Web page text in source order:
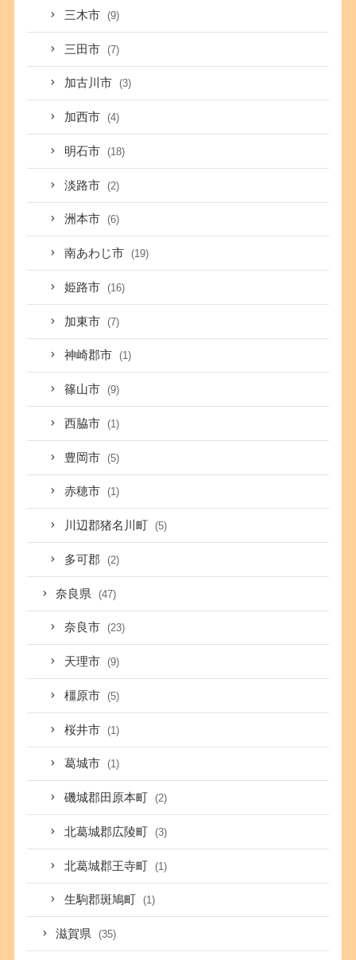
三木市 (9)
三田市 (7)
加古川市 (3)
加西市 (4)
明石市 (18)
淡路市 (2)
洲本市 (6)
南あわじ市 (19)
姫路市 (16)
加東市 (7)
神崎郡市 (1)
篠山市 (9)
西脇市 (1)
豊岡市 (5)
赤穂市 (1)
川辺郡猪名川町 (5)
多可郡 (2)
奈良県 (47)
奈良市 (23)
天理市 (9)
橿原市 (5)
桜井市 (1)
葛城市 (1)
磯城郡田原本町 (2)
北葛城郡広陵町 (3)
北葛城郡王寺町 (1)
生駒郡斑鳩町 (1)
滋賀県 (35)